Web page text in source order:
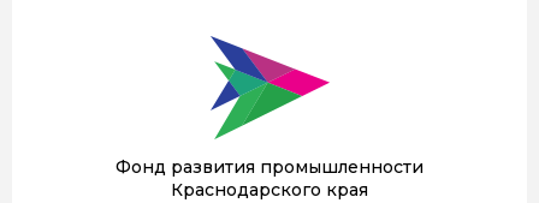
Фонд развития промышленности
Краснодарского края